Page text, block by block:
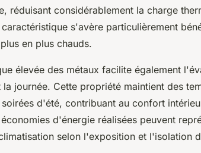
réduisant considérablement la charge
s'avère particulièrement
en plus chauds.
élevée des métaux facilite également
la journée. Cette propriété maintient des
soirées d'été, contribuant au confort
d'énergie réalisées peuvent
selon l'exposition et l'isolation